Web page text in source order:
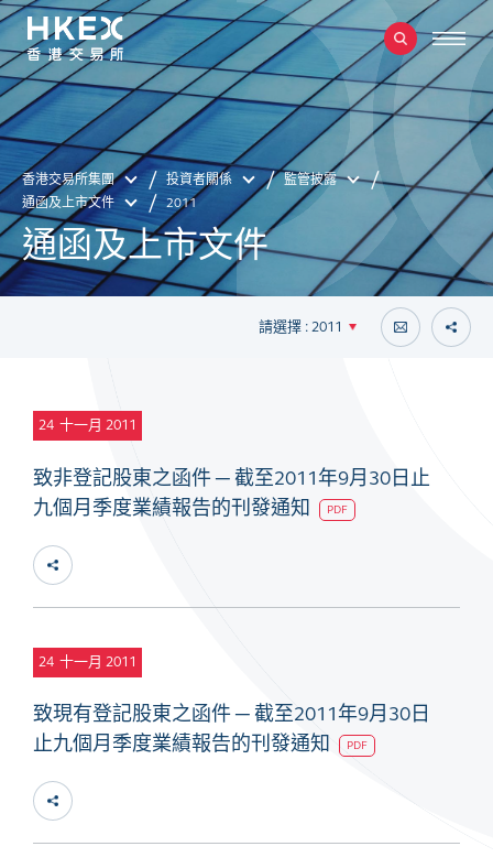
香港交易所集團 投資者關係
監管披露
通函及上市文件
2011
通函及上市文件
請選擇 : 2011
24 十一月 2011
致非登記股東之函件 ─ 截至2011年9月30日止
九個月季度業績報告的刊發通知
PDF
24 十一月 2011
致現有登記股東之函件 ─ 截至2011年9月30日
止九個月季度業績報告的刊發通知
PDF